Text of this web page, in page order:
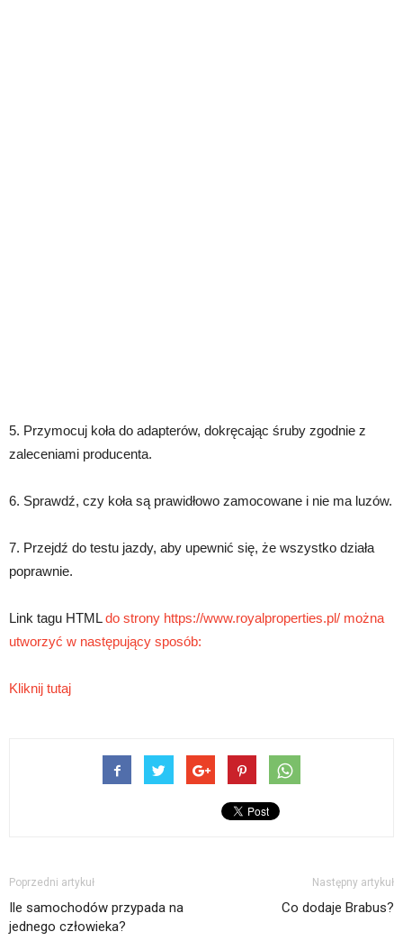
5. Przymocuj koła do adapterów, dokręcając śruby zgodnie z
zaleceniami producenta.
6. Sprawdź, czy koła są prawidłowo zamocowane i nie ma luzów.
7. Przejdź do testu jazdy, aby upewnić się, że wszystko działa
poprawnie.
Link tagu HTMLdo strony https://www.royalproperties.pl/ można
utworzyć w następujący sposób:
Kliknij tutaj
Poprzedni artykuł
Ile samochodów przypada na
jednego człowieka?
Następny artykuł
Co dodaje Brabus?